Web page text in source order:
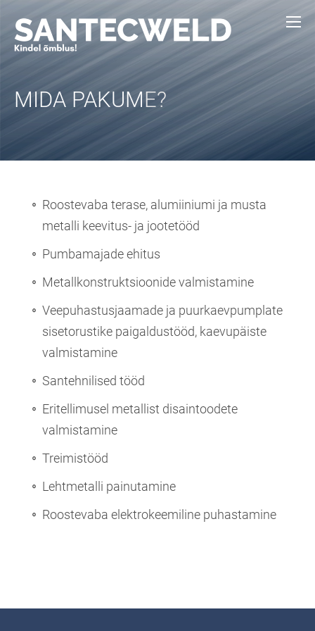
MIDA PAKUME?
Roostevaba terase, alumiiniumi ja musta
metalli keevitus- ja jootetööd
Pumbamajade ehitus
Metallkonstruktsioonide valmistamine
Veepuhastusjaamade ja puurkaevpumplate
sisetorustike paigaldustööd, kaevupäiste
valmistamine
Santehnilised tööd
Eritellimusel metallist disaintoodete
valmistamine
Treimistööd
Lehtmetalli painutamine
Roostevaba elektrokeemiline puhastamine